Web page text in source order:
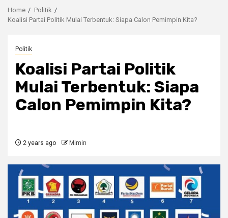
Home
Politik
Koalisi Partai Politik Mulai Terbentuk: Siapa Calon Pemimpin Kita?
Politik
Koalisi Partai Politik
Mulai Terbentuk: Siapa
Calon Pemimpin Kita?
2 years ago Mimin